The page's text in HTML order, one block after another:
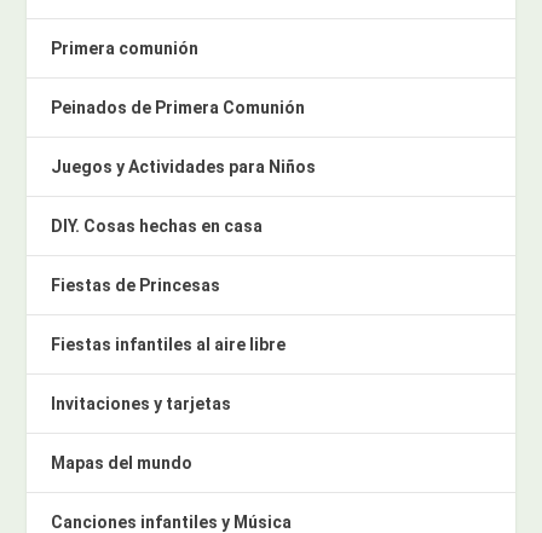
Primera comunión
Peinados de Primera Comunión
Juegos y Actividades para Niños
DIY. Cosas hechas en casa
Fiestas de Princesas
Fiestas infantiles al aire libre
Invitaciones y tarjetas
Mapas del mundo
Canciones infantiles y Música